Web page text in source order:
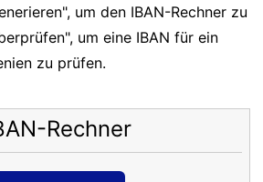
um den IBAN-Rechner zu
um eine IBAN für ein
zu prüfen.
Rechner